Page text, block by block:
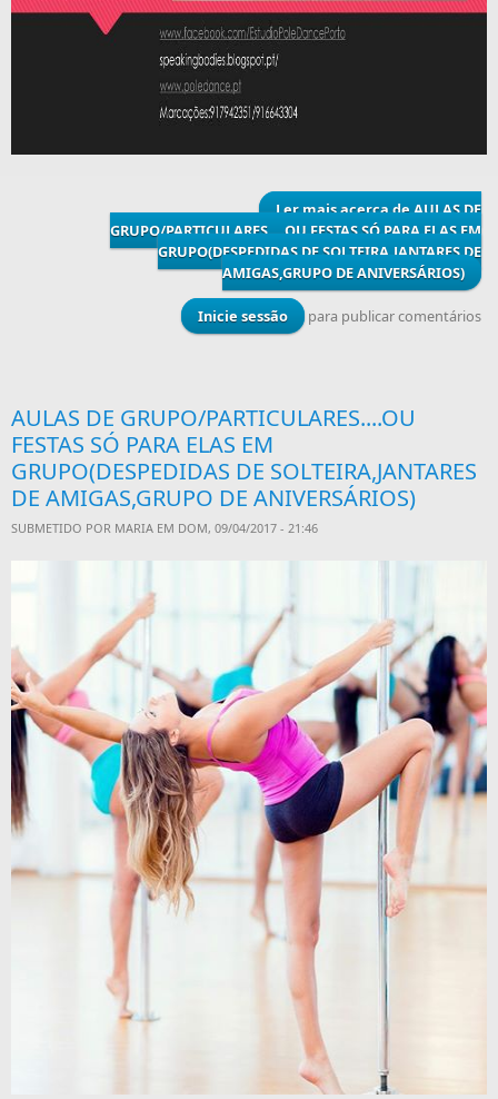
Ler maisacerca de AULAS DE
GRUPO/PARTICULARES....OU FESTAS SÓ PARA ELAS EM
GRUPO(DESPEDIDAS DE SOLTEIRA,JANTARES DE
AMIGAS,GRUPO DE ANIVERSÁRIOS)
Inicie sessão para publicar comentários
AULAS DE GRUPO/PARTICULARES....OU
FESTAS SÓ PARA ELAS EM
GRUPO(DESPEDIDAS DE SOLTEIRA,JANTARES
DE AMIGAS,GRUPO DE ANIVERSÁRIOS)
SUBMETIDO POR MARIA EM DOM, 09/04/2017 - 21:46